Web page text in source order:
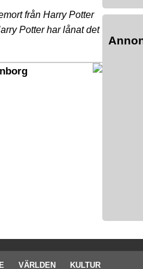
från Harry Potter
Potter har lånat det
VÄRLDEN KULTUR